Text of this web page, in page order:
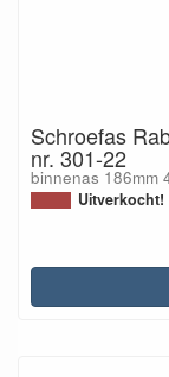
Schroefas
nr. 301-22
binnenas 186mm
Uitverkocht!